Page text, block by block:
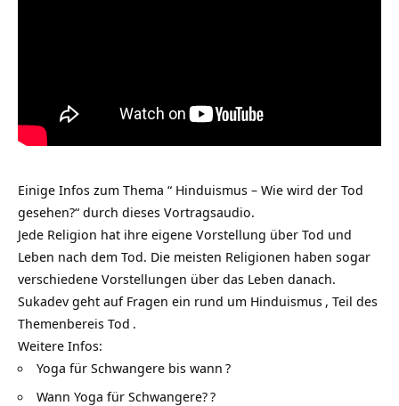
Einige Infos zum Thema “ Hinduismus – Wie wird der Tod
gesehen?“ durch dieses Vortragsaudio.
Jede Religion hat ihre eigene Vorstellung über Tod und
Leben nach dem Tod. Die meisten Religionen haben sogar
verschiedene Vorstellungen über das Leben danach.
Sukadev geht auf Fragen ein rund um Hinduismus , Teil des
Themenbereis Tod .
Weitere Infos:
Yoga für Schwangere bis wann ?
Wann Yoga für Schwangere??